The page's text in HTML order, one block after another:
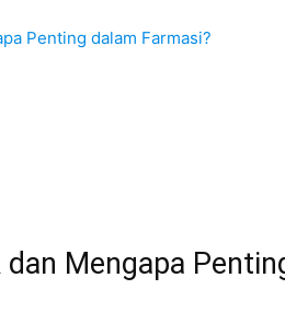
Penting dalam Farmasi?
Mengapa